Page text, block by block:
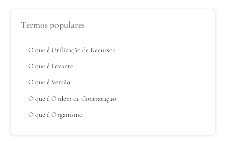
Termos populares
O que é Utilização de Recursos
O que é Levante
O que é Versão
O que é Ordem de Contratação
O que é Organismo